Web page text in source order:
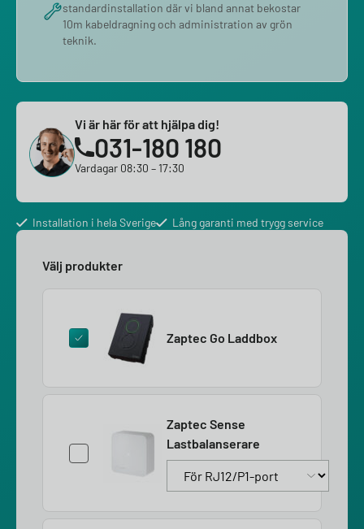
standardinstallation där vi bland annat bekostar
10m kabeldragning och administration av grön
teknik.
Vi är här för att hjälpa dig!
031-180 180
Vardagar 08:30 – 17:30
Installation i hela Sverige Lång garanti med trygg service
Välj produkter
Zaptec Go Laddbox
Zaptec Sense
Lastbalanserare